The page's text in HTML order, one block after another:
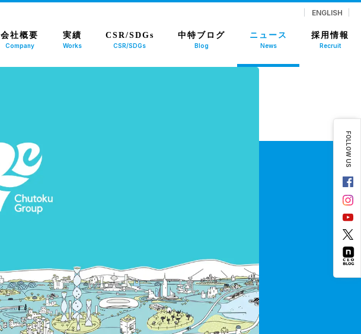
ENGLISH
会社概要
Company
実績
Works
CSR/SDGs
CSR/SDGs
中特ブログ
Blog
ニュース
News
採用情報
Recruit
FOLLOW US